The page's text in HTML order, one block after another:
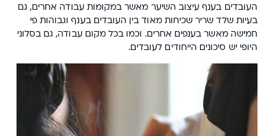
העובדים בענף עיצוב השיער מאשר במקומות עבודה אחרים, גם
בעיות שלד שריר שכיחות מאוד בין העובדים בענף וגבוהות פי
חמישה מאשר בענפים אחרים. וכמו בכל מקום עבודה, גם בסלוני
היופי יש סיכונים הייחודים לעובדים.